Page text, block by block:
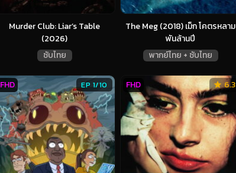
Murder Club: Liar’s Table
(2026)
ซับไทย
The Meg (2018) เม็ก โคตรหลาม
พันล้านปี
พากย์ไทย + ซับไทย
EP 1/10
FHD 6.3
FHD